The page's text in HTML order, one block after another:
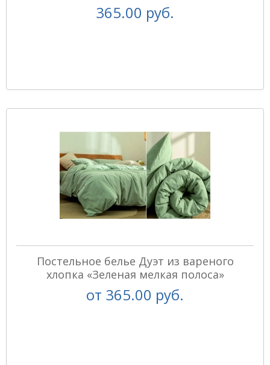
365.00 руб.
Постельное белье Дуэт из вареного
хлопка «Зеленая мелкая полоса»
от 365.00 руб.